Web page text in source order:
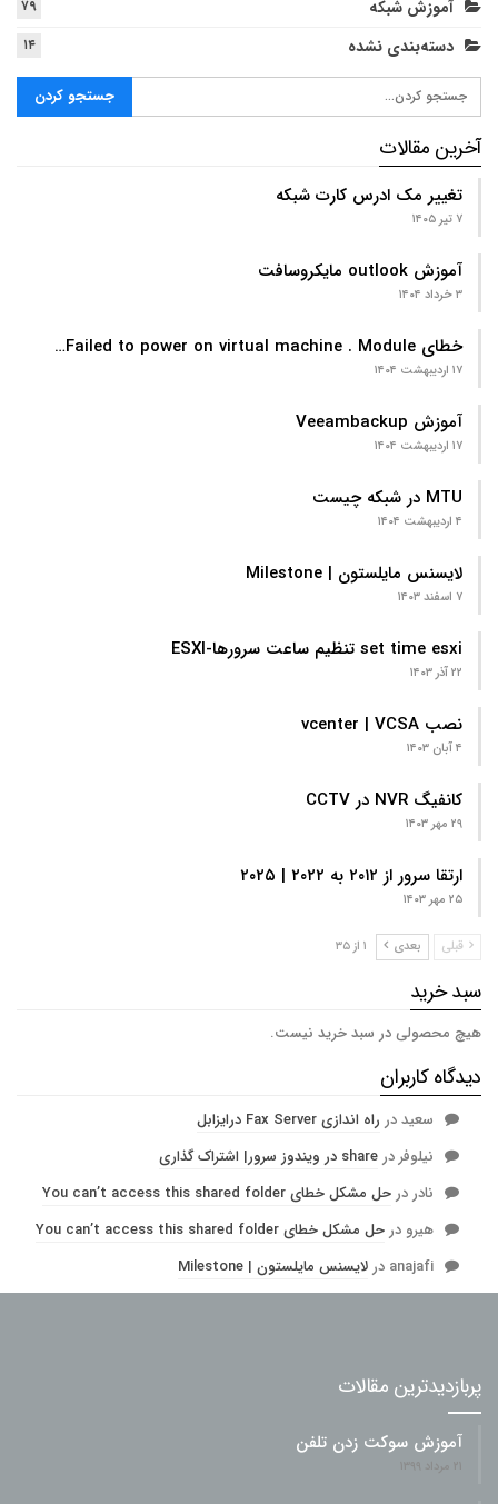
آموزش شبکه ۷۹
دسته‌بندی نشده ۱۴
آخرین مقالات
تغییر مک ادرس کارت شبکه
۷ تیر ۱۴۰۵
آموزش outlook مایکروسافت
۳ خرداد ۱۴۰۴
خطای Failed to power on virtual machine . Module…
۱۷ اردیبهشت ۱۴۰۴
آموزش Veeambackup
۱۷ اردیبهشت ۱۴۰۴
MTU در شبکه چیست
۴ اردیبهشت ۱۴۰۴
لایسنس مایلستون | Milestone
۷ اسفند ۱۴۰۳
set time esxi تنظیم ساعت سرورها-ESXI
۲۲ آذر ۱۴۰۳
نصب vcenter | VCSA
۴ آبان ۱۴۰۳
کانفیگ NVR در CCTV
۲۹ مهر ۱۴۰۳
ارتقا سرور از ۲۰۱۲ به ۲۰۲۲ | ۲۰۲۵
۲۵ مهر ۱۴۰۳
قبلی بعدی ۱ از ۳۵
سبد خرید
هیچ محصولی در سبد خرید نیست.
دیدگاه کاربران
سعیددر راه اندازی Fax Server درایزابل
نیلوفردر share در ویندوز سرور| اشتراک گذاری
نادر در حل مشکل خطای You can’t access this shared folder
هیرو در حل مشکل خطای You can’t access this shared folder
anajafi در لایسنس مایلستون | Milestone
پربازدیدترین مقالات
آموزش سوکت زدن تلفن
۲۱ مرداد ۱۳۹۹